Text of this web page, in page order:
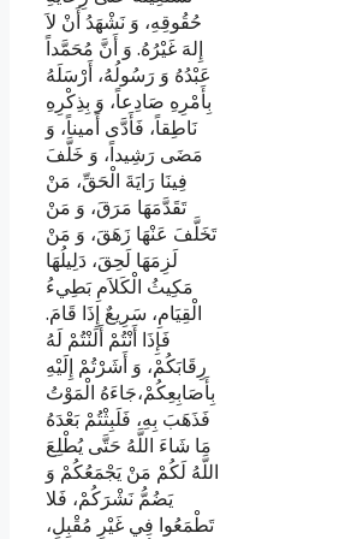
حُقُوقِهِ، وَ نَشْهَدُ أَنْ لاَ
إِلهَ غَيْرُهُ. وَ أَنَّ مُحَمَّداً
عَبْدُهُ وَ رَسُولُهُ، أَرْسَلَهُ
بِأَمْرِهِ صَادِعاً، وَ بِذِكْرِهِ
نَاطِقاً، فَأَدَّى أَميناً، وَ
مَضَى رَشِيداً، وَ خَلَّفَ
فِينَا رَايَةَ الْحَقِّ، مَنْ
تَقَدَّمَهَا مَرَقَ، وَ مَنْ
تَخَلَّفَ عَنْهَا زَهَقَ، وَ مَنْ
لَزِمَهَا لَحِقَ، دَلِيلُهَا
مَكِيثُ الْكَلاَمِ بَطِي‏ءُ
الْقِيَامِ، سَرِيعٌ إِذَا قَامَ.
فَإِذَا أَنْتُمْ أَلَنْتُمْ لَهُ
رِقَابَكُمْ، وَ أَشَرْتُمْ إِلَيْهِ
بِأَصَابِعِكُمْ،جَاءَهُ الْمَوْتُ
فَذَهَبَ بِهِ، فَلَبِثْتُمْ بَعْدَهُ
مَا شَاءَ اللَّهُ حَتَّى يُطْلِعَ
اللَّهُ لَكُمْ مَنْ يَجْمَعُكُمْ وَ
يَضُمُّ نَشْرَكُمْ، فَلا
تَطْمَعُوا فِي غَيْرِ مُقْبِلٍ،